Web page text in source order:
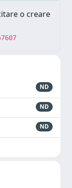
o creare
ND
ND
ND